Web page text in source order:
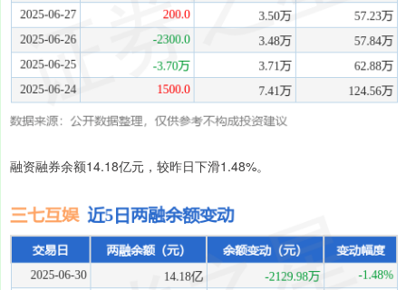
融资融券余额14.18亿元，较昨日下滑1.48%。